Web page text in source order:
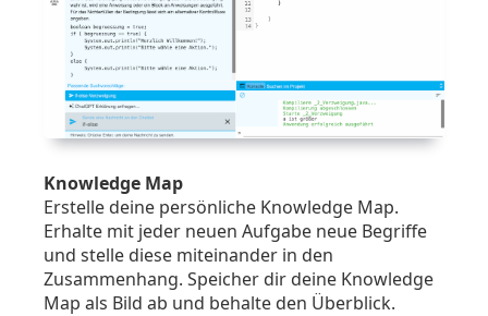
Knowledge Map
Erstelle deine persönliche Knowledge Map.
Erhalte mit jeder neuen Aufgabe neue Begriffe
und stelle diese miteinander in den
Zusammenhang. Speicher dir deine Knowledge
Map als Bild ab und behalte den Überblick.